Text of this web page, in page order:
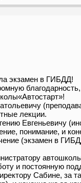
экзамен в ГИБДД!
лекции.
Евгеньевичу
понимание, и
(экзамен в
и постоянную
Сабине, за